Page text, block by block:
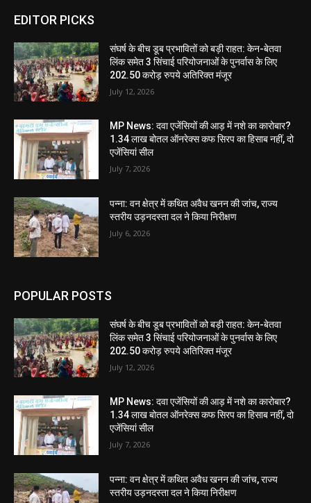
EDITOR PICKS
संघर्ष के बीच डूब प्रभावितों को बड़ी राहत: केन-बेतवा
लिंक समेत 3 सिंचाई परियोजनाओं के पुनर्वास के लिए
202.50 करोड़ रुपये अतिरिक्त मंजूर
July 12, 2026
MP News: दवा एजेंसियों की आड़ में नशे का कारोबार?
1.34 लाख बोतल ऑनरेक्स कफ सिरप का हिसाब नहीं, दो
एजेंसियां सील
July 7, 2026
पन्ना: वन क्षेत्र में कथित अवैध खनन की जांच, राज्य
स्तरीय उड़नदस्ता दल ने किया निरीक्षण
July 6, 2026
POPULAR POSTS
संघर्ष के बीच डूब प्रभावितों को बड़ी राहत: केन-बेतवा
लिंक समेत 3 सिंचाई परियोजनाओं के पुनर्वास के लिए
202.50 करोड़ रुपये अतिरिक्त मंजूर
July 12, 2026
MP News: दवा एजेंसियों की आड़ में नशे का कारोबार?
1.34 लाख बोतल ऑनरेक्स कफ सिरप का हिसाब नहीं, दो
एजेंसियां सील
July 7, 2026
पन्ना: वन क्षेत्र में कथित अवैध खनन की जांच, राज्य
स्तरीय उड़नदस्ता दल ने किया निरीक्षण